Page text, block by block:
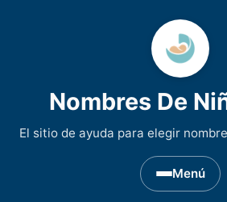
Nombres De
El sitio de ayuda para elegir
Menú